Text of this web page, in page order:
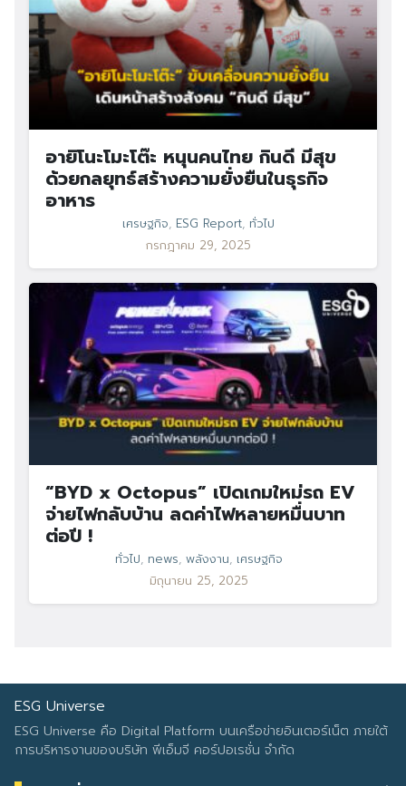
อายิโนะโมะโต๊ะ หนุนคนไทย กินดี มีสุข
ด้วยกลยุทธ์สร้างความยั่งยืนในธุรกิจ
อาหาร
เศรษฐกิจ, ESG Report, ทั่วไป
กรกฎาคม 29, 2025
“BYD x Octopus” เปิดเกมใหม่รถ EV
จ่ายไฟกลับบ้าน ลดค่าไฟหลายหมื่นบาท
ต่อปี !
ทั่วไป, news, พลังงาน, เศรษฐกิจ
มิถุนายน 25, 2025
ESG Universe
ESG Universe คือ Digital Platform บนเครือข่ายอินเตอร์เน็ต ภายใต้
การบริหารงานของบริษัท พีเอ็มจี คอร์ปอเรชั่น จำกัด